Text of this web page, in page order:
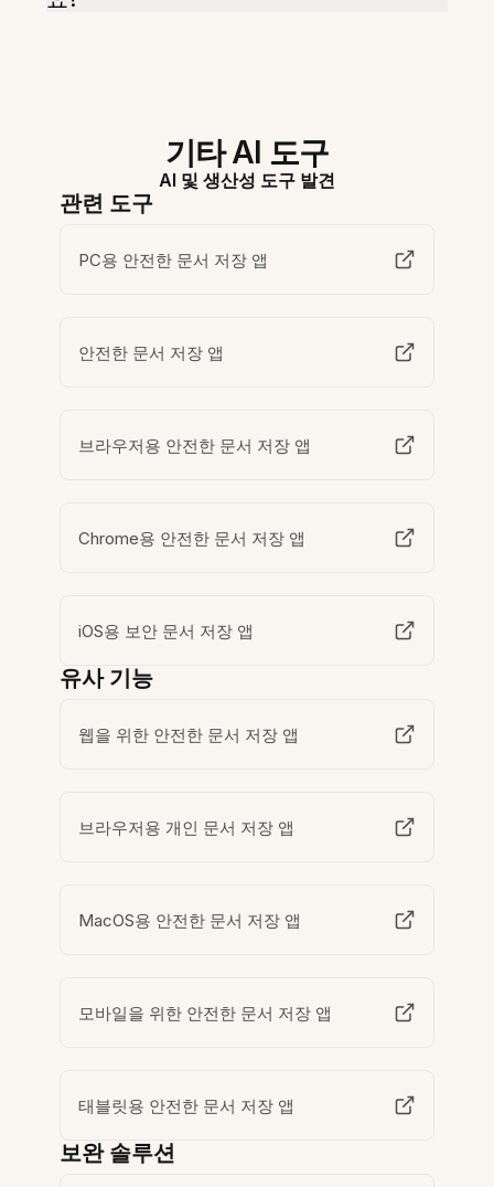
기타 AI 도구
AI 및 생산성 도구 발견
관련 도구
PC용 안전한 문서 저장 앱
안전한 문서 저장 앱
브라우저용 안전한 문서 저장 앱
Chrome용 안전한 문서 저장 앱
iOS용 보안 문서 저장 앱
유사 기능
웹을 위한 안전한 문서 저장 앱
브라우저용 개인 문서 저장 앱
MacOS용 안전한 문서 저장 앱
모바일을 위한 안전한 문서 저장 앱
태블릿용 안전한 문서 저장 앱
보완 솔루션